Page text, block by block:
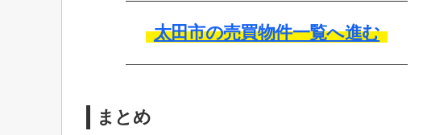
太田市の売買物件一覧へ進む
まとめ